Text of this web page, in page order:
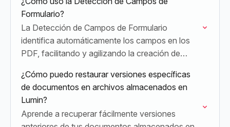
Formulario?
La Detección de Campos de Formulario
identifica automáticamente los campos en los
PDF, facilitando y agilizando la creación de
¿Cómo puedo restaurar versiones específicas
de documentos en archivos almacenados en
Lumin?
Aprende a recuperar fácilmente versiones